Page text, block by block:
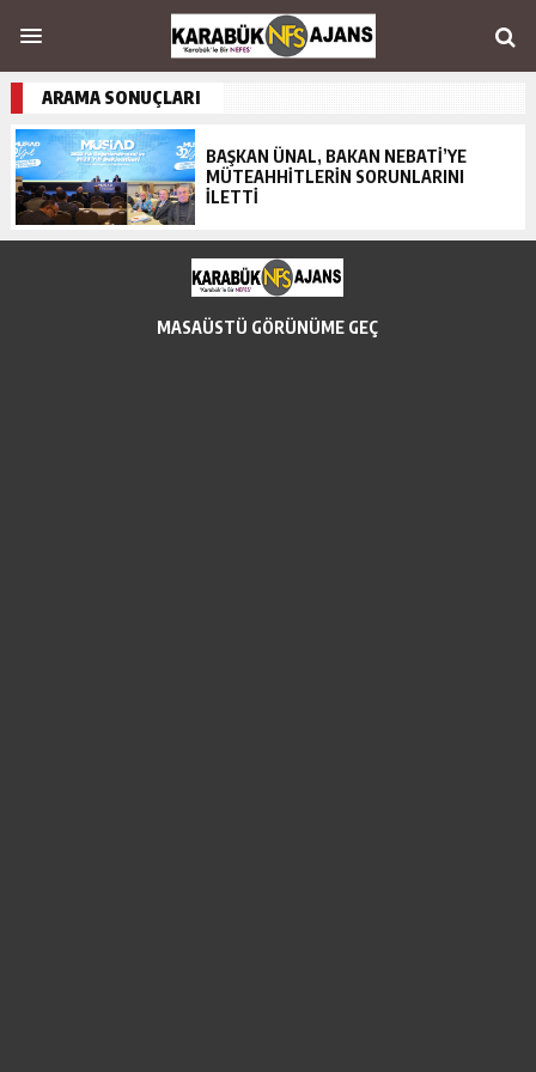
ARAMA SONUÇLARI
BAŞKAN ÜNAL, BAKAN NEBATİ’YE
MÜTEAHHİTLERİN SORUNLARINI
İLETTİ
MASAÜSTÜ GÖRÜNÜME GEÇ